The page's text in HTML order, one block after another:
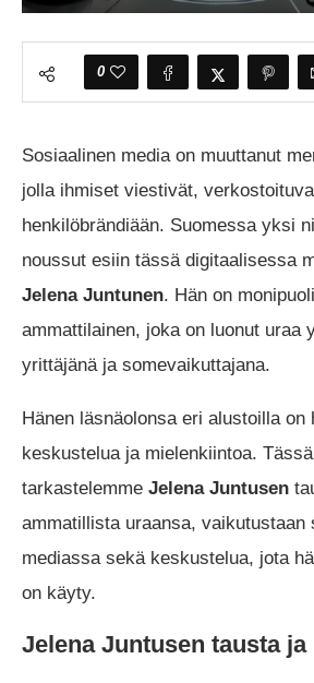
0
Sosiaalinen media on muuttanut
jolla ihmiset viestivät,
henkilöbrändiään. Suomessa yksi
noussut esiin tässä digitaalisessa
Jelena Juntunen. Hän on
ammattilainen, joka on luonut uraa
yrittäjänä ja somevaikuttajana.
Hänen läsnäolonsa eri alustoilla on
keskustelua ja mielenkiintoa.
tarkastelemme Jelena Juntusen
ammatillista uraansa, vaikutustaan
mediassa sekä keskustelua, jota
on käyty.
Jelena Juntusen tausta